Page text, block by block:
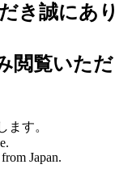
き誠にあり
閲覧いただ
ます。
Japan.